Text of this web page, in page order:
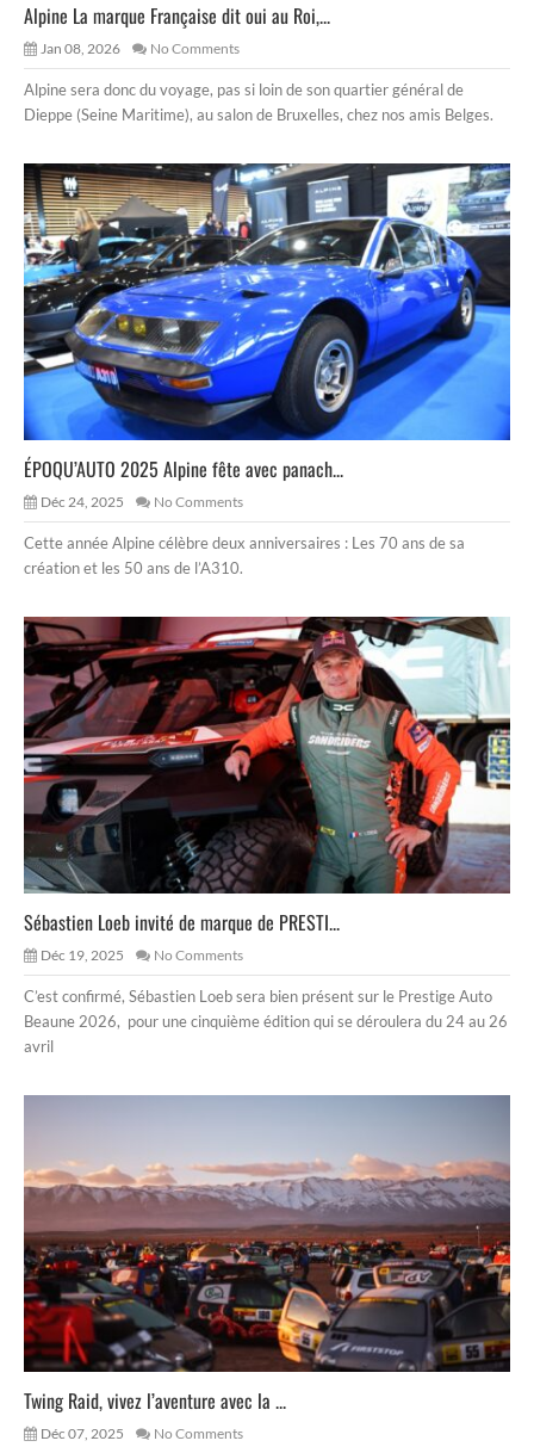
Alpine La marque Française dit oui au Roi,...
Jan 08, 2026 No Comments
Alpine sera donc du voyage, pas si loin de son quartier général de
Dieppe (Seine Maritime), au salon de Bruxelles, chez nos amis Belges.
ÉPOQU’AUTO 2025 Alpine fête avec panach...
Déc 24, 2025 No Comments
Cette année Alpine célèbre deux anniversaires : Les 70 ans de sa
création et les 50 ans de l’A310.
Sébastien Loeb invité de marque de PRESTI...
Déc 19, 2025 No Comments
C’est confirmé, Sébastien Loeb sera bien présent sur le Prestige Auto
Beaune 2026, pour une cinquième édition qui se déroulera du 24 au 26
avril
Twing Raid, vivez l’aventure avec la ...
Déc 07, 2025 No Comments